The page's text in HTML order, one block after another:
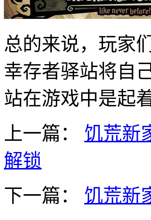
总的来说，玩家
幸存者驿站将自
站在游戏中是起
上一篇：
饥荒新
解锁
下一篇：
饥荒新